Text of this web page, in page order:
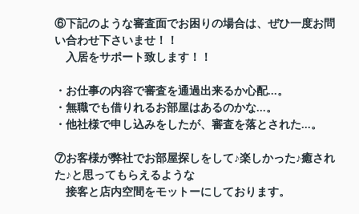
⑥下記のような審査面でお困りの場合は、ぜひ一度お問
い合わせ下さいませ！！
入居をサポート致します！！
・お仕事の内容で審査を通過出来るか心配...。
・無職でも借りれるお部屋はあるのかな...。
・他社様で申し込みをしたが、審査を落とされた...。
⑦お客様が弊社でお部屋探しをして♪楽しかった♪癒され
た♪と思ってもらえるような
接客と店内空間をモットーにしております。